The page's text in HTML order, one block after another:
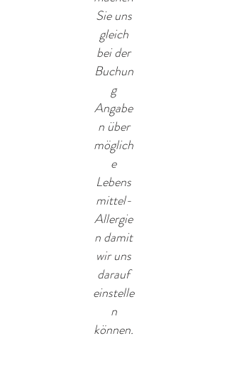
Sie uns
gleich
bei der
Buchun
g
Angabe
n über
möglich
e
Lebens
mittel-
Allergie
n damit
wir uns
darauf
einstelle
n
können.